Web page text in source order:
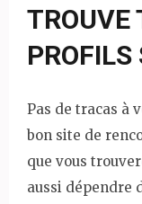
TROUVE
PROFILS
Pas de tracas à
bon site de
que vous
aussi dépendre